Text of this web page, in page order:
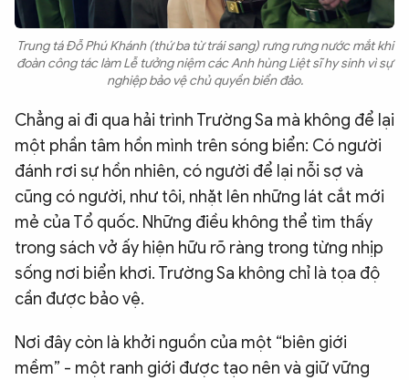
Trung tá Đỗ Phú Khánh (thứ ba từ trái sang) rưng rưng nước mắt khi
đoàn công tác làm Lễ tưởng niệm các Anh hùng Liệt sĩ hy sinh vì sự
nghiệp bảo vệ chủ quyền biển đảo.
Chẳng ai đi qua hải trình Trường Sa mà không để lại
một phần tâm hồn mình trên sóng biển: Có người
đánh rơi sự hồn nhiên, có người để lại nỗi sợ và
cũng có người, như tôi, nhặt lên những lát cắt mới
mẻ của Tổ quốc. Những điều không thể tìm thấy
trong sách vở ấy hiện hữu rõ ràng trong từng nhịp
sống nơi biển khơi. Trường Sa không chỉ là tọa độ
cần được bảo vệ.
Nơi đây còn là khởi nguồn của một “biên giới
mềm” - một ranh giới được tạo nên và giữ vững